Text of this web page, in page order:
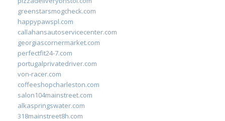
greenstarsmogcheck.com
happypawspl.com
callahansautoservicecenter.com
georgiascornermarket.com
perfectfit24-7.com
portugalprivatedriver.com
von-racer.com
coffeeshopcharleston.com
salon104mainstreet.com
alkaspringswater.com
318mainstreet8h.com